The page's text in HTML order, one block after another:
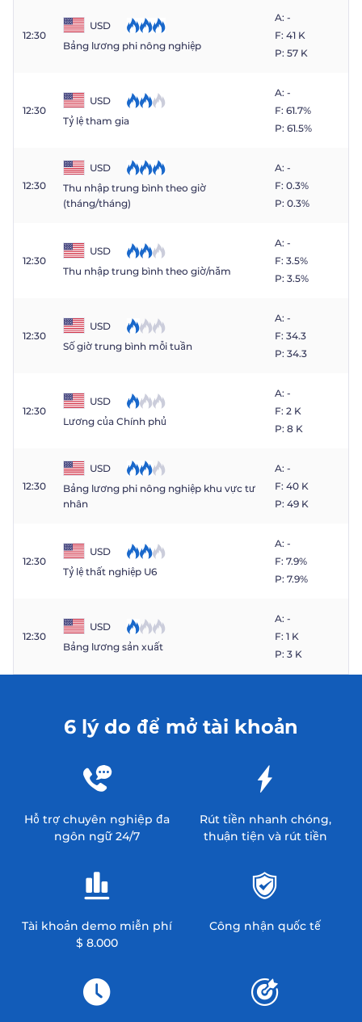
12:30
USD
Bảng lương phi nông nghiệp
A: -
F: 41 K
P: 57 K
12:30
USD
Tỷ lệ tham gia
A: -
F: 61.7%
P: 61.5%
12:30
USD
Thu nhập trung bình theo giờ
(tháng/tháng)
A: -
F: 0.3%
P: 0.3%
12:30
USD
Thu nhập trung bình theo giờ/năm
A: -
F: 3.5%
P: 3.5%
12:30
USD
Số giờ trung bình mỗi tuần
A: -
F: 34.3
P: 34.3
12:30
USD
Lương của Chính phủ
A: -
F: 2 K
P: 8 K
12:30
USD
Bảng lương phi nông nghiệp khu vực tư
nhân
A: -
F: 40 K
P: 49 K
12:30
USD
Tỷ lệ thất nghiệp U6
A: -
F: 7.9%
P: 7.9%
12:30
USD
Bảng lương sản xuất
A: -
F: 1 K
P: 3 K
6 lý do để mở tài khoản
Hỗ trợ chuyên nghiệp đa
ngôn ngữ 24/7
Rút tiền nhanh chóng,
thuận tiện và rút tiền
Tài khoản demo miễn phí
$ 8.000
Công nhận quốc tế